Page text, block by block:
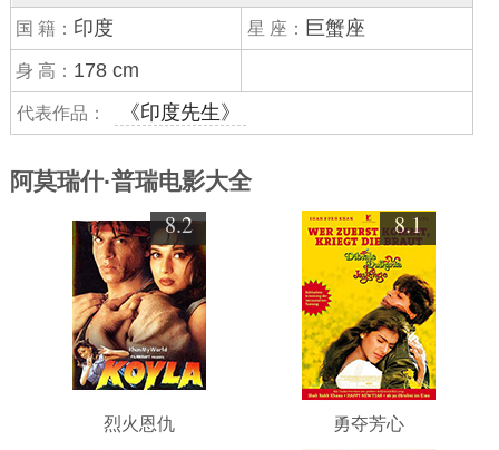
国 籍： 印度 星 座： 巨蟹座
身 高： 178 cm
代表作品： 《印度先生》
阿莫瑞什·普瑞电影大全
8.2
烈火恩仇
8.1
勇夺芳心